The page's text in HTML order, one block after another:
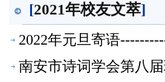
[2021年校友文萃]
2022年元旦寄语
南安市诗词学会第八